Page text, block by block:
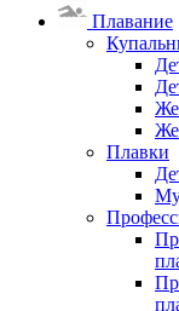
Плавание
Плавки